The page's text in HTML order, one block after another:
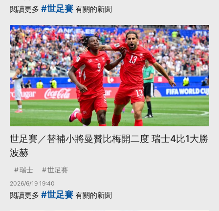
閱讀更多 #世足賽 有關的新聞
世足賽／替補小將曼贊比梅開二度 瑞士4比1大勝
波赫
瑞士 世足賽
2026/6/19 19:40
閱讀更多 #世足賽 有關的新聞